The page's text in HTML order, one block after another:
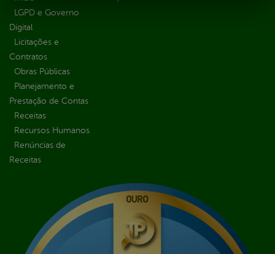
LGPD e Governo
Digital
Licitações e
Contratos
Obras Públicas
Planejamento e
Prestação de Contas
Receitas
Recursos Humanos
Renúncias de
Receitas